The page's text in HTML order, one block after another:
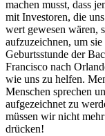
machen musst, dass
mit Investoren, die
wert gewesen wären,
aufzuzeichnen, um
Geburtsstunde der
Francisco nach
wie uns zu helfen.
Menschen sprechen
aufgezeichnet zu
müssen wir nicht
drücken!